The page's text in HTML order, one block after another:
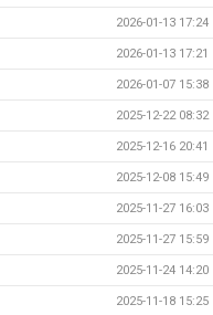
2026-01-13 17:24
2026-01-13 17:21
2026-01-07 15:38
2025-12-22 08:32
2025-12-16 20:41
2025-12-08 15:49
2025-11-27 16:03
2025-11-27 15:59
2025-11-24 14:20
2025-11-18 15:25